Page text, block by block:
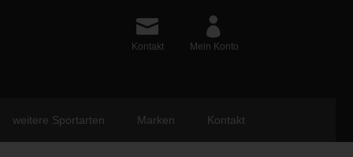
Kontakt Mein Konto
weitere Sportarten Marken Kontakt